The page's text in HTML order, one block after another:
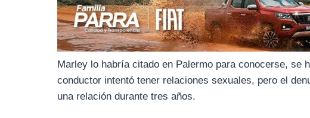
Marley lo habría citado en Palermo para conocerse, se
conductor intentó tener relaciones sexuales, pero el
una relación durante tres años.